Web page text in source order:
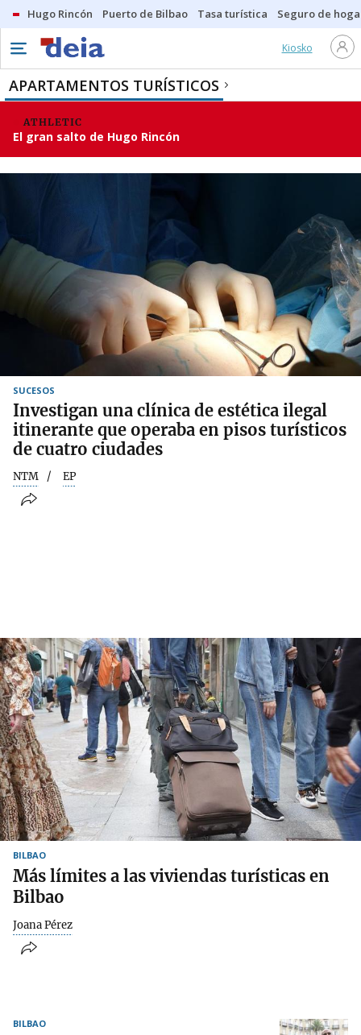
Hugo Rincón Puerto de Bilbao Tasa turística Seguro de
Kiosko
APARTAMENTOS TURÍSTICOS
ATHLETIC
El gran salto de Hugo Rincón
SUCESOS
Investigan una clínica de estética ilegal
itinerante que operaba en pisos turísticos
de cuatro ciudades
NTM EP
BILBAO
Más límites a las viviendas turísticas en
Bilbao
Joana Pérez
BILBAO